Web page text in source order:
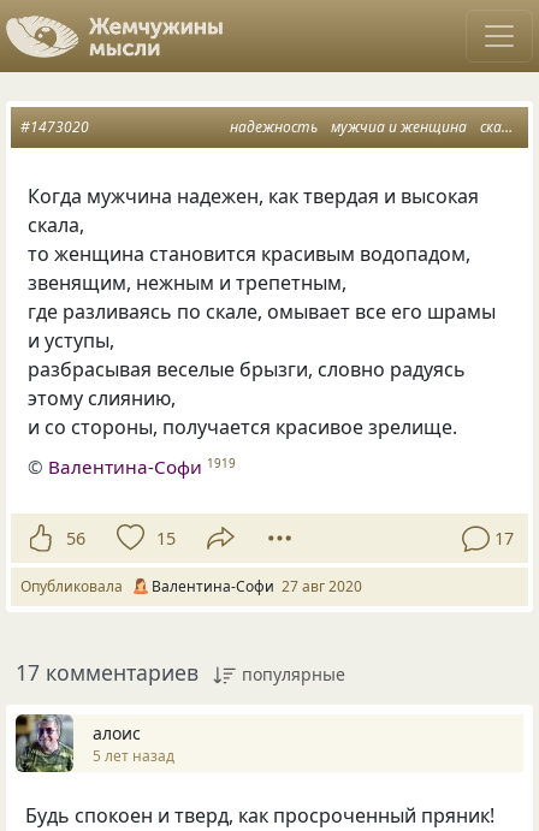
надежность мужчиа и женщина скала и водопад
#1473020
Когда мужчина надежен, как твердая и высокая
скала,
то женщина становится красивым водопадом,
звенящим, нежным и трепетным,
где разливаясь по скале, омывает все его шрамы
и уступы,
разбрасывая веселые брызги, словно радуясь
этому слиянию,
и со стороны, получается красивое зрелище.
© Валентина-Софи 1919
56 15 17
Опубликовала Валентина-Софи 27 авг 2020
17 комментариев популярные
алоис
5 лет назад
Будь спокоен и тверд, как просроченный пряник!